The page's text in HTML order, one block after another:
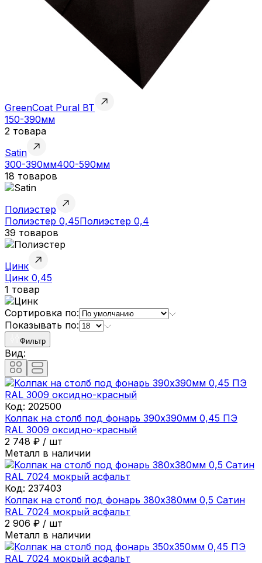
GreenCoat Pural BT
150-390мм
2 товара
Satin
300-390мм400-590мм
18 товаров
Полиэстер
Полиэстер 0,45Полиэстер 0,4
39 товаров
Цинк
Цинк 0,45
1 товар
Сортировка по:
Показывать по:
Фильтр
Вид:
Код: 202500
Колпак на столб под фонарь 390х390мм 0,45 ПЭ
RAL 3009 оксидно-красный
2 748 ₽ / шт
Металл в наличии
Код: 237403
Колпак на столб под фонарь 380х380мм 0,5 Сатин
RAL 7024 мокрый асфальт
2 906 ₽ / шт
Металл в наличии